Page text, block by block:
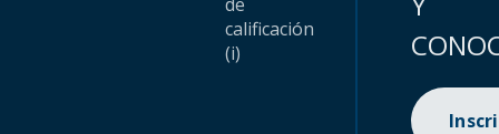
calificación
(i)